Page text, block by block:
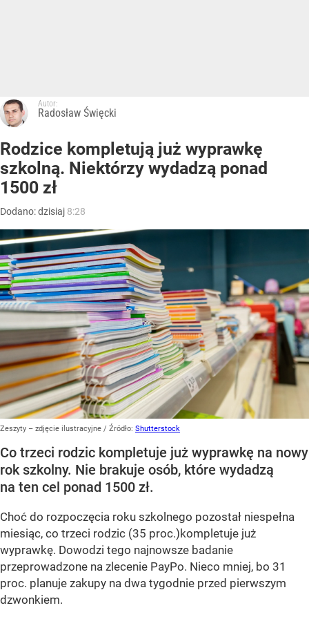
Autor:
Radosław Święcki
Rodzice kompletują już wyprawkę
szkolną. Niektórzy wydadzą ponad
1500 zł
Dodano:dzisiaj 8:28
Zeszyty – zdjęcie ilustracyjne / Źródło: Shutterstock
Co trzeci rodzic kompletuje już wyprawkę na nowy
rok szkolny. Nie brakuje osób, które wydadzą
na ten cel ponad 1500 zł.
Choć do rozpoczęcia roku szkolnego pozostał niespełna
miesiąc, co trzeci rodzic (35 proc.)kompletuje już
wyprawkę. Dowodzi tego najnowsze badanie
przeprowadzone na zlecenie PayPo. Nieco mniej, bo 31
proc. planuje zakupy na dwa tygodnie przed pierwszym
dzwonkiem.